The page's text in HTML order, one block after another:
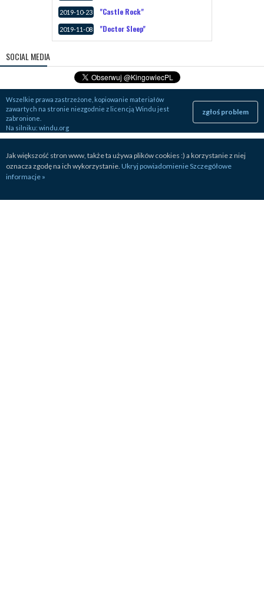
2019-10-23 "Castle Rock"
2019-11-08 "Doctor Sleep"
SOCIAL MEDIA
zgłoś problem
Wszelkie prawa zastrzeżone, kopiowanie materiałów
zawartych na stronie niezgodnie z licencją Windu jest
zabronione.
Na silniku: windu.org
Jak większość stron www, także ta używa plików cookies :) a korzystanie z niej
oznacza zgodę na ich wykorzystanie. Ukryj powiadomienieSzczegółowe
informacje »